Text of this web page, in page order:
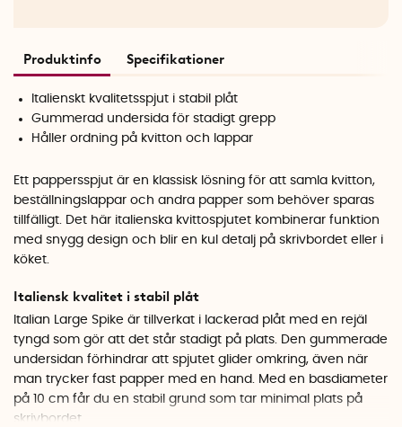
Produktinfo Specifikationer
Italienskt kvalitetsspjut i stabil plåt
Gummerad undersida för stadigt grepp
Håller ordning på kvitton och lappar
Ett pappersspjut är en klassisk lösning för att samla kvitton,
beställningslappar och andra papper som behöver sparas
tillfälligt. Det här italienska kvittospjutet kombinerar funktion
med snygg design och blir en kul detalj på skrivbordet eller i
köket.
Italiensk kvalitet i stabil plåt
Italian Large Spike är tillverkat i lackerad plåt med en rejäl
tyngd som gör att det står stadigt på plats. Den gummerade
undersidan förhindrar att spjutet glider omkring, även när
man trycker fast papper med en hand. Med en basdiameter
på 10 cm får du en stabil grund som tar minimal plats på
skrivbordet.